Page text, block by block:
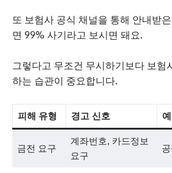
또 보험사 공식 채널을 통해 안내받
면 99% 사기라고 보시면 돼요.
그렇다고 무조건 무시하기보다 보험
하는 습관이 중요합니다.
피해 유형 경고 신호
금전 요구
계좌번호, 카드정보
요구